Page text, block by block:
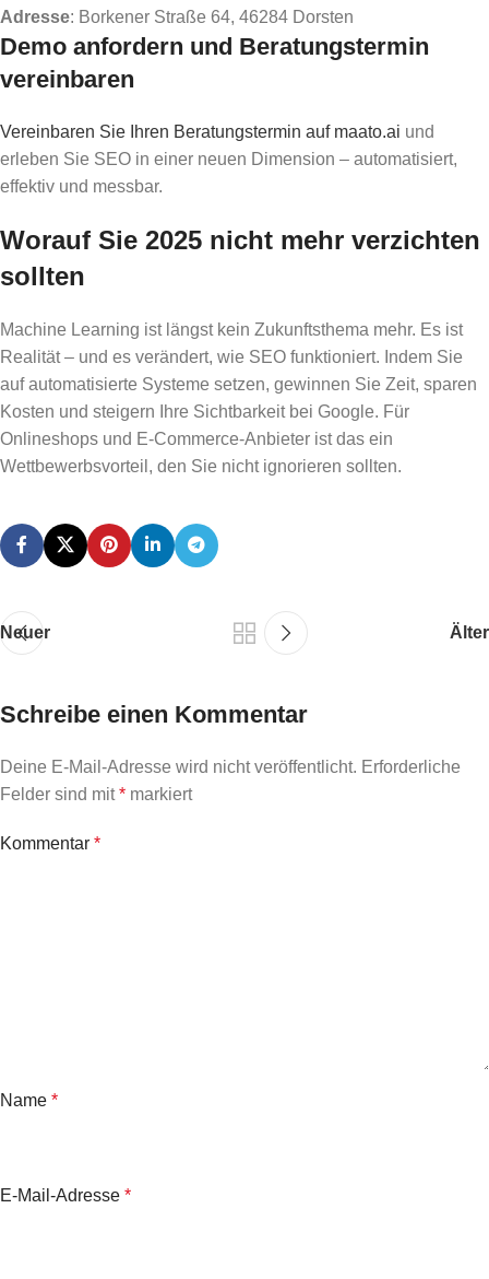
Adresse: Borkener Straße 64, 46284 Dorsten
Demo anfordern und Beratungstermin
vereinbaren
Vereinbaren Sie Ihren Beratungstermin auf maato.ai und
erleben Sie SEO in einer neuen Dimension – automatisiert,
effektiv und messbar.
Worauf Sie 2025 nicht mehr verzichten
sollten
Machine Learning ist längst kein Zukunftsthema mehr. Es ist
Realität – und es verändert, wie SEO funktioniert. Indem Sie
auf automatisierte Systeme setzen, gewinnen Sie Zeit, sparen
Kosten und steigern Ihre Sichtbarkeit bei Google. Für
Onlineshops und E-Commerce-Anbieter ist das ein
Wettbewerbsvorteil, den Sie nicht ignorieren sollten.
Neuer Älter
Schreibe einen Kommentar
Deine E-Mail-Adresse wird nicht veröffentlicht. Erforderliche
Felder sind mit* markiert
Kommentar *
Name *
E-Mail-Adresse *